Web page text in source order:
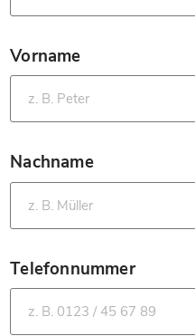
Vorname
*
Nachname
*
Telefonnummer
*